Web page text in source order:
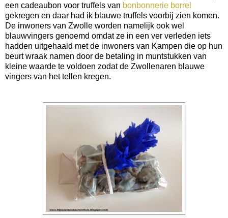
een cadeaubon voor truffels van bonbonnerie borrel
gekregen en daar had ik blauwe truffels voorbij zien komen.
De inwoners van Zwolle worden namelijk ook wel
blauwvingers genoemd omdat ze in een ver verleden iets
hadden uitgehaald met de inwoners van Kampen die op hun
beurt wraak namen door de betaling in muntstukken van
kleine waarde te voldoen zodat de Zwollenaren blauwe
vingers van het tellen kregen.